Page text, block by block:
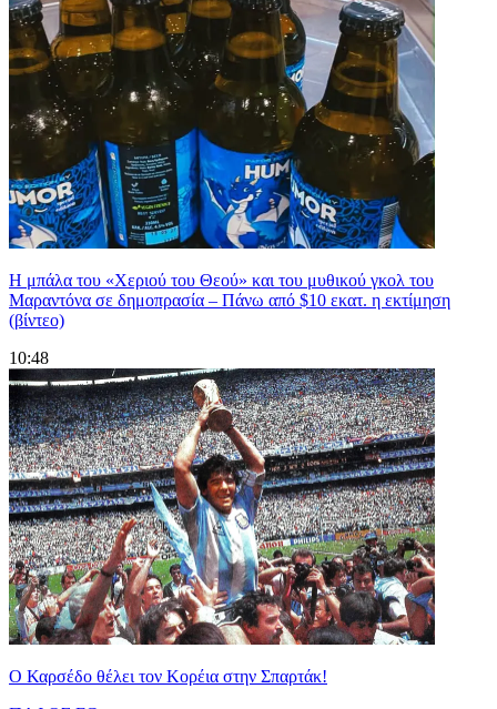
Η μπάλα του «Χεριού του Θεού» και του μυθικού γκολ του
Μαραντόνα σε δημοπρασία – Πάνω από $10 εκατ. η εκτίμηση
(βίντεο)
10:48
Ο Καρσέδο θέλει τον Κορέια στην Σπαρτάκ!